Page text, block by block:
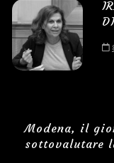
Modena, il
sottovalutare